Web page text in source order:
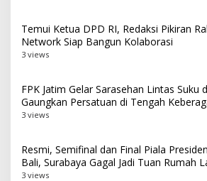
Temui Ketua DPD RI, Redaksi Pikiran
Network Siap Bangun Kolaborasi
3 views
FPK Jatim Gelar Sarasehan Lintas Suku
Gaungkan Persatuan di Tengah
3 views
Resmi, Semifinal dan Final Piala
Bali, Surabaya Gagal Jadi Tuan Rumah
3 views